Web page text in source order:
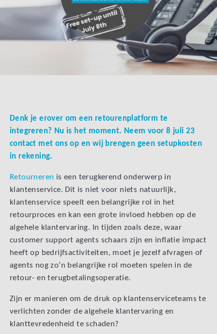
Denk je erover om een retourenplatform te
integreren? Nu is het moment. Neem voor 8 juli 23
contact met ons op en wij brengen geen setupkosten
in rekening.
Retourneren is een terugkerend onderwerp in
klantenservice. Dit is niet voor niets natuurlijk,
klantenservice speelt een belangrijke rol in het
retourproces en kan een grote invloed hebben op de
algehele klantervaring. In tijden zoals deze, waar
customer support agents schaars zijn en inflatie impact
heeft op bedrijfsactiviteiten, moet je jezelf afvragen of
agents nog zo’n belangrijke rol moeten spelen in de
retour- en terugbetalingsoperatie.
Zijn er manieren om de druk op klantenserviceteams te
verlichten zonder de algehele klantervaring en
klanttevredenheid te schaden?